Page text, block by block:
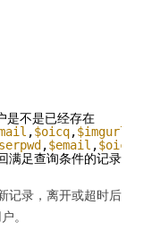
是不是已经存在
,$oicq,$imgurl
,$email ,$oicq
满足查询条件的记录集
记录，离开或超时后
。